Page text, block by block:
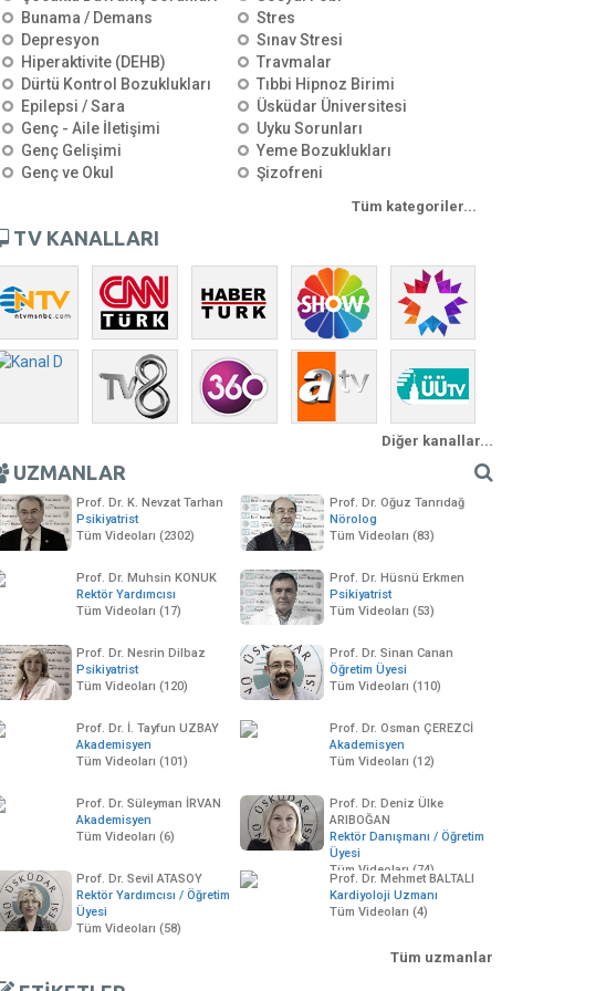
00:07:12
Trafik Fobisi - TVNET -
Kısa ve Net
03 Şubat 2009 11615 izleme
00:40:44
Sosyal fobi ve bedensel
tepkiler
05 Şubat 2009 17399 izleme
Bunama / Demans
Depresyon
Hiperaktivite (DEHB)
Dürtü Kontrol Bozuklukları
Epilepsi / Sara
Genç - Aile İletişimi
Genç Gelişimi
Genç ve Okul
Stres
Sınav Stresi
Travmalar
Tıbbi Hipnoz Birimi
Üsküdar Üniversitesi
Uyku Sorunları
Yeme Bozuklukları
Şizofreni
Tüm kategoriler...
TV KANALLARI
Diğer kanallar...
UZMANLAR
Prof. Dr. K. Nevzat Tarhan
Psikiyatrist
Tüm Videoları (2302)
Prof. Dr. Oğuz Tanrıdağ
Nörolog
Tüm Videoları (83)
Prof. Dr. Muhsin KONUK
Rektör Yardımcısı
Tüm Videoları (17)
Prof. Dr. Hüsnü Erkmen
Psikiyatrist
Tüm Videoları (53)
Prof. Dr. Nesrin Dilbaz
Psikiyatrist
Tüm Videoları (120)
Prof. Dr. Sinan Canan
Öğretim Üyesi
Tüm Videoları (110)
Prof. Dr. İ. Tayfun UZBAY
Akademisyen
Tüm Videoları (101)
Prof. Dr. Osman ÇEREZCİ
Akademisyen
Tüm Videoları (12)
Prof. Dr. Süleyman İRVAN
Akademisyen
Tüm Videoları (6)
Prof. Dr. Deniz Ülke
ARIBOĞAN
Rektör Danışmanı / Öğretim
Üyesi
Tüm Videoları (74)
Prof. Dr. Sevil ATASOY
Rektör Yardımcısı / Öğretim
Üyesi
Tüm Videoları (58)
Prof. Dr. Mehmet BALTALI
Kardiyoloji Uzmanı
Tüm Videoları (4)
Tüm uzmanlar